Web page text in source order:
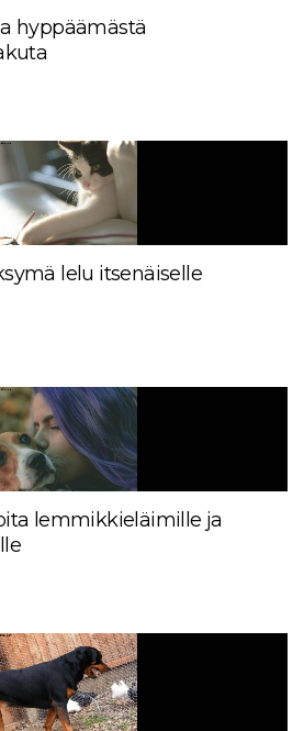
hyppäämästä
lelu itsenäiselle
lemmikkieläimille ja